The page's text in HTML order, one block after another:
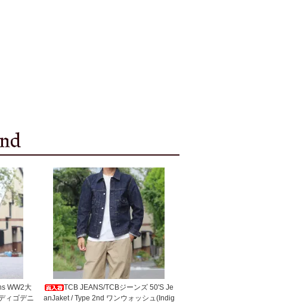
WW2大
ィゴデニ
TCB JEANS/TCBジーンズ 50'S Je
anJaket / Type 2nd ワンウォッシュ(Indig